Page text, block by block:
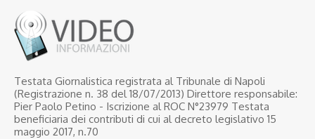
Testata Giornalistica registrata al Tribunale di Napoli
(Registrazione n. 38 del 18/07/2013) Direttore responsabile:
Pier Paolo Petino - Iscrizione al ROC N°23979 Testata
beneficiaria dei contributi di cui al decreto legislativo 15
maggio 2017, n.70